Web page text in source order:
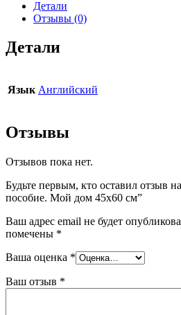
Детали
Отзывы (0)
Детали
Язык Английский
Отзывы
Отзывов пока нет.
Будьте первым, кто оставил отзыв
пособие. Мой дом 45х60 см”
Ваш адрес email не будет
помечены *
Ваша оценка *
Ваш отзыв *